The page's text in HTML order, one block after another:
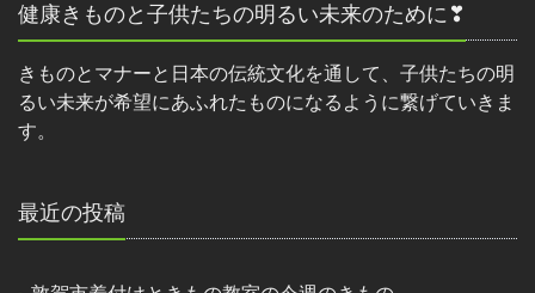
健康きものと子供たちの明るい未来のために❣
きものとマナーと日本の伝統文化を通して、子供たちの明
るい未来が希望にあふれたものになるように繋げていきま
す。
最近の投稿